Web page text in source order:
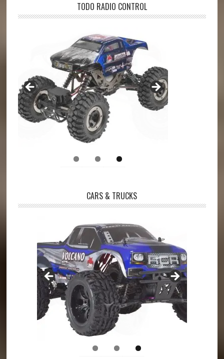
TODO RADIO CONTROL
CARS & TRUCKS